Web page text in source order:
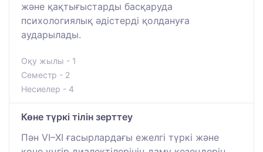
және қақтығыстарды басқаруда
психологиялық әдістерді қолдануға
аударылады.
Оқу жылы - 1
Семестр - 2
Несиелер - 4
Көне түркі тілін зерттеу
Пән VI–XI ғасырлардағы ежелгі түркі және